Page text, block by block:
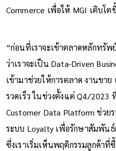
Commerce เพื่อให้ MGI เติบโ
“ก่อนที่เราจะเข้าตลาดหลักทรัพ
ว่าเราจะเป็น Data-Driven
เข้ามาช่วยให้การตลาด งานขา
รวดเร็ว ในช่วงตั้งแต่ Q4/2023
Customer Data Platform ช่ว
ระบบ Loyalty เพื่อรักษาสัมพันธ์
ซึ่งเราเริ่มเห็นพฤติกรรมลูกค้าที่